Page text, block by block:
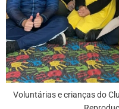
Voluntárias e crianças do